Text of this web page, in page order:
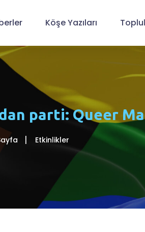
Köşe Yazıları
parti: Queer
Etkinlikler